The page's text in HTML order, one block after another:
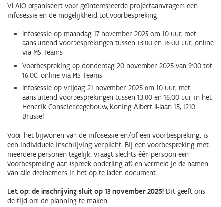
VLAIO organiseert voor geïnteresseerde projectaanvragers een
infosessie en de mogelijkheid tot voorbespreking.
Infosessie op maandag 17 november 2025 om 10 uur, met
aansluitend voorbesprekingen tussen 13:00 en 16.00 uur, online
via MS Teams
Voorbespreking op donderdag 20 november 2025 van 9:00 tot
16:00, online via MS Teams
Infosessie op vrijdag 21 november 2025 om 10 uur, met
aansluitend voorbesprekingen tussen 13:00 en 16:00 uur in het
Hendrik Consciencegebouw, Koning Albert II-laan 15, 1210
Brussel
Voor het bijwonen van de infosessie en/of een voorbespreking, is
een individuele inschrijving verplicht. Bij een voorbespreking met
meerdere personen tegelijk, vraagt slechts één persoon een
voorbespreking aan (spreek onderling af) en vermeld je de namen
van alle deelnemers in het op te laden document.
Let op: de inschrijving sluit op 13 november 2025! Dit geeft ons
de tijd om de planning te maken.